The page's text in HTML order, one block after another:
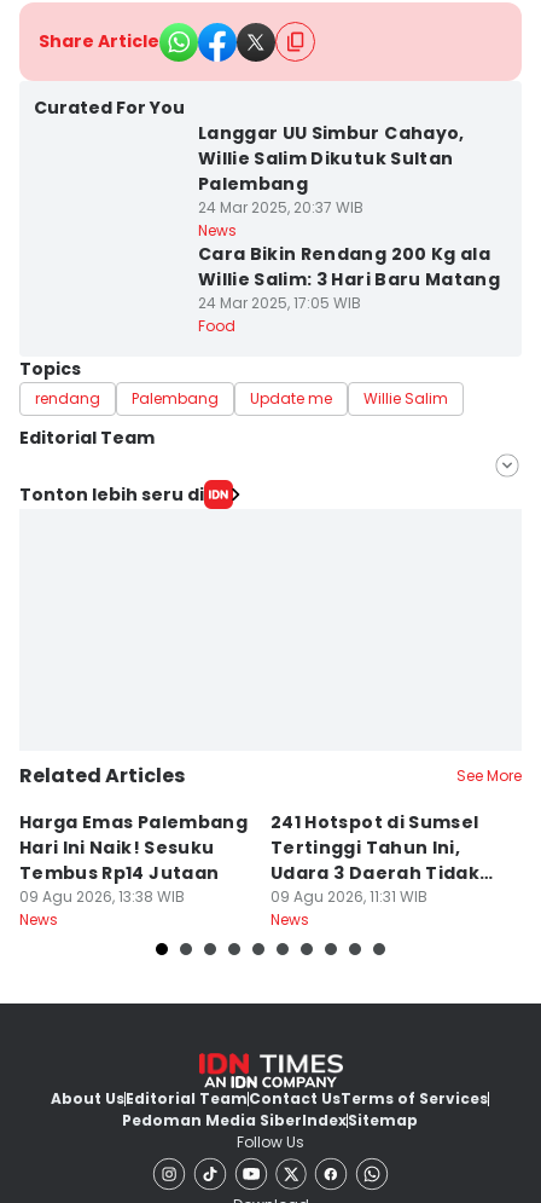
Share Article
Curated For You
Langgar UU Simbur Cahayo,
Willie Salim Dikutuk Sultan
Palembang
24 Mar 2025, 20:37 WIB
News
Cara Bikin Rendang 200 Kg ala
Willie Salim: 3 Hari Baru Matang
24 Mar 2025, 17:05 WIB
Food
Topics
rendang Palembang Update me Willie Salim
Editorial Team
Editor
Tonton lebih seru di
Related Articles See More
Harga Emas Palembang
Hari Ini Naik! Sesuku
Tembus Rp14 Jutaan
09 Agu 2026, 13:38 WIB
News
241 Hotspot di Sumsel
Tertinggi Tahun Ini,
Udara 3 Daerah Tidak
Sehat
09 Agu 2026, 11:31 WIB
News
About UsEditorial TeamContact UsTerms of Services
Pedoman Media SiberIndexSitemap
Follow Us